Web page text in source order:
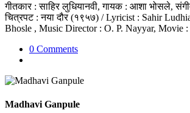
गीतकार : साहिर लुधियानवी, गायक : आशा भोसले,
चित्रपट : नया दौर (१९५७) / Lyricist : Sahir
Bhosle , Music Director : O. P. Nayyar, Movie
0 Comments
Madhavi Ganpule